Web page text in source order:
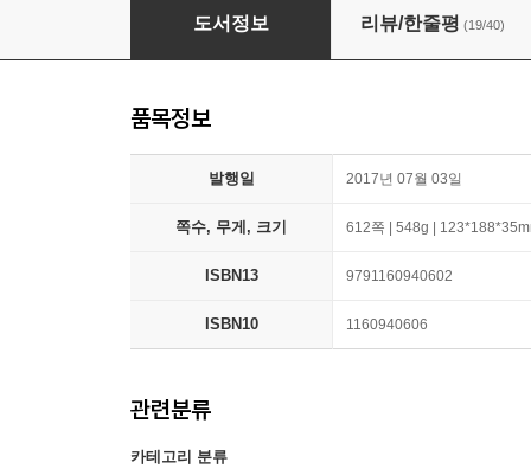
거기, 내가 가면 안 돼요?
도서정보 리뷰/한줄평 (19/40)
품목정보
발행일 2017년 07월 03일
쪽수, 무게, 크기 612쪽 | 548g |
ISBN13 9791160940602
ISBN10 1160940606
관련분류
카테고리 분류